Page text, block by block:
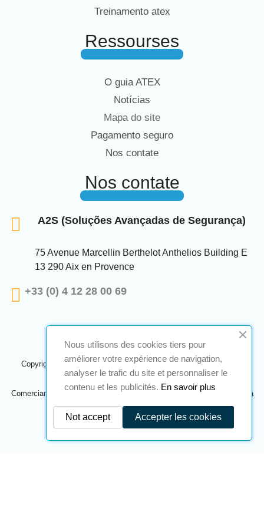
Treinamento atex
Ressourses
O guia ATEX
Notícias
Mapa do site
Pagamento seguro
Nos contate
Nos contate
A2S (Soluções Avançadas de Segurança)
75 Avenue Marcellin Berthelot Anthelios Building E
13 290 Aix en Provence
+33 (0) 4 12 28 00 69
Copyright © 2024 A2S ATEX. Todos os direitos reservados. Uma
realizaçãoNavilog
Comerciante aprovado pela opinião óbvia da empresa,
Clique aqui para
verificar.
Nous utilisons des cookies tiers pour
améliorer votre expérience de navigation,
analyser le trafic du site et personnaliser le
contenu et les publicités. En savoir plus
Accepter les cookies
Not accept